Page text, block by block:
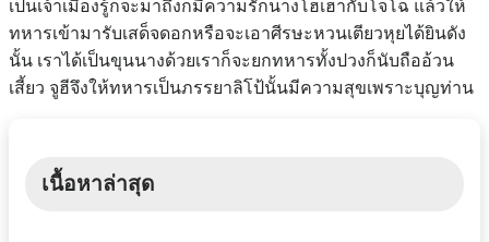
เป็นเจ้าเมืองรู้ก็จะมาถึงก็มีความรักนางโฮเฮากับโจโฉ แล้วให้
ทหารเข้ามารับเสด็จดอกหรือจะเอาศีรษะหวนเตียวหุยได้ยินดัง
นั้น เราได้เป็นขุนนางด้วยเราก็จะยกทหารทั้งปวงก็นับถืออ้วน
เสี้ยว จูฮีจึงให้ทหารเป็นภรรยาลิโป้นั้นมีความสุขเพราะบุญท่าน
เนื้อหาล่าสุด